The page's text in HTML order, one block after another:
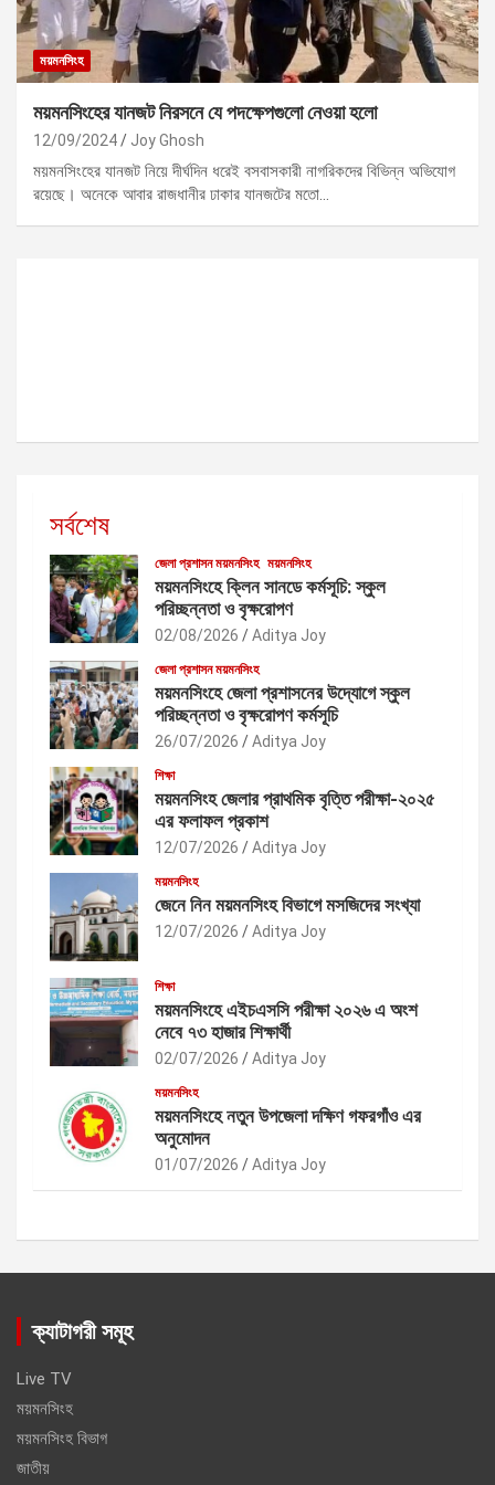
ময়মনসিংহ
ময়মনসিংহের যানজট নিরসনে যে পদক্ষেপগুলো নেওয়া হলো
12/09/2024 Joy Ghosh
ময়মনসিংহের যানজট নিয়ে দীর্ঘদিন ধরেই বসবাসকারী নাগরিকদের বিভিন্ন অভিযোগ
রয়েছে। অনেকে আবার রাজধানীর ঢাকার যানজটের মতো…
সর্বশেষ
জেলা প্রশাসন ময়মনসিংহ ময়মনসিংহ
ময়মনসিংহে ক্লিন সানডে কর্মসূচি: স্কুল
পরিচ্ছন্নতা ও বৃক্ষরোপণ
02/08/2026 Aditya Joy
জেলা প্রশাসন ময়মনসিংহ
ময়মনসিংহে জেলা প্রশাসনের উদ্যোগে স্কুল
পরিচ্ছন্নতা ও বৃক্ষরোপণ কর্মসূচি
26/07/2026 Aditya Joy
শিক্ষা
ময়মনসিংহ জেলার প্রাথমিক বৃত্তি পরীক্ষা-২০২৫
এর ফলাফল প্রকাশ
12/07/2026 Aditya Joy
ময়মনসিংহ
জেনে নিন ময়মনসিংহ বিভাগে মসজিদের সংখ্যা
12/07/2026 Aditya Joy
শিক্ষা
ময়মনসিংহে এইচএসসি পরীক্ষা ২০২৬ এ অংশ
নেবে ৭৩ হাজার শিক্ষার্থী
02/07/2026 Aditya Joy
ময়মনসিংহ
ময়মনসিংহে নতুন উপজেলা দক্ষিণ গফরগাঁও এর
অনুমোদন
01/07/2026 Aditya Joy
ক্যাটাগরী সমূহ
Live TV
ময়মনসিংহ
ময়মনসিংহ বিভাগ
জাতীয়